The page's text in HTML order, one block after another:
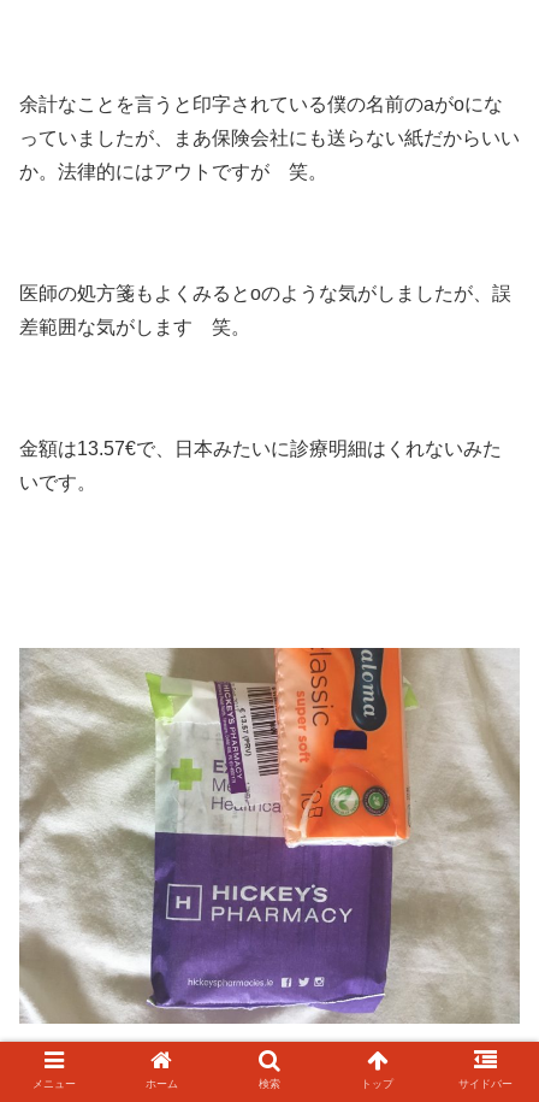
余計なことを言うと印字されている僕の名前のaがoにな
っていましたが、まあ保険会社にも送らない紙だからいい
か。法律的にはアウトですが 笑。
医師の処方箋もよくみるとoのような気がしましたが、誤
差範囲な気がします 笑。
金額は13.57€で、日本みたいに診療明細はくれないみた
いです。
メニュー ホーム 検索 トップ サイドバー